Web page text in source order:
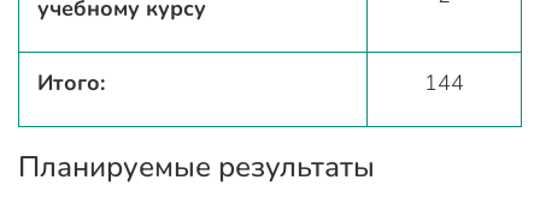
учебному курсу
Итого: 144
Планируемые результаты